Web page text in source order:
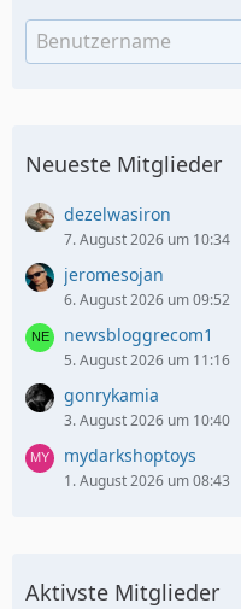
Neueste Mitglieder
dezelwasiron
7. August 2026 um 10:34
jeromesojan
6. August 2026 um 09:52
newsbloggrecom1
5. August 2026 um 11:16
gonrykamia
3. August 2026 um 10:40
mydarkshoptoys
1. August 2026 um 08:43
Aktivste Mitglieder